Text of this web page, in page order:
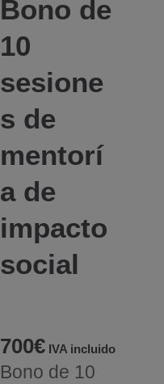
Bono de
10
sesione
s de
mentorí
a de
impacto
social
700€ IVA incluido
Bono de 10